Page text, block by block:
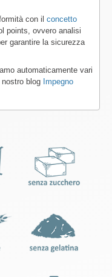
con il concetto
points, ovvero analisi
garantire la sicurezza
automaticamente vari
blog Impegno